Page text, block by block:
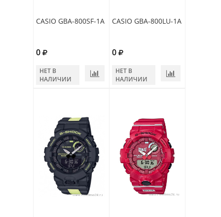
CASIO GBA-800SF-1A
0
НЕТ В
НАЛИЧИИ
CASIO GBA-800LU-1A
0
НЕТ В
НАЛИЧИИ